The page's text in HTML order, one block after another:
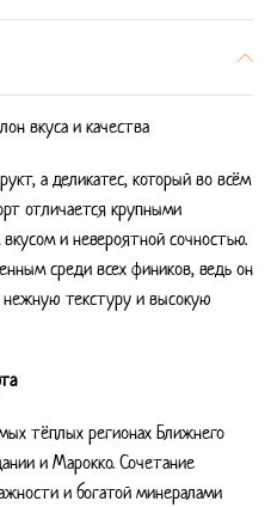
вкуса и качества
а деликатес, который во всём
отличается крупными
и невероятной сочностью.
среди всех фиников, ведь он
нежную текстуру и высокую
тёплых регионах Ближнего
и Марокко. Сочетание
и богатой минералами